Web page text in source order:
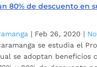
80% de descuento en
| Feb 26, 2020 |
se estudia el
se adoptan beneficios